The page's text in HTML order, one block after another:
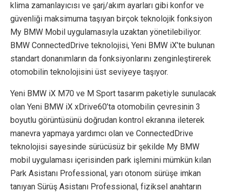
klima zamanlayıcısı ve şarj/akım ayarları gibi konfor ve
güvenliği maksimuma taşıyan birçok teknolojik fonksiyon
My BMW Mobil uygulamasıyla uzaktan yönetilebiliyor.
BMW ConnectedDrive teknolojisi, Yeni BMW iX’te bulunan
standart donanımların da fonksiyonlarını zenginleştirerek
otomobilin teknolojisini üst seviyeye taşıyor.
Yeni BMW iX M70 ve M Sport tasarım paketiyle sunulacak
olan Yeni BMW iX xDrive60’ta otomobilin çevresinin 3
boyutlu görüntüsünü doğrudan kontrol ekranına ileterek
manevra yapmaya yardımcı olan ve ConnectedDrive
teknolojisi sayesinde sürücüsüz bir şekilde My BMW
mobil uygulaması içerisinden park işlemini mümkün kılan
Park Asistanı Professional, yarı otonom sürüşe imkan
tanıyan Sürüş Asistanı Professional, fiziksel anahtarın